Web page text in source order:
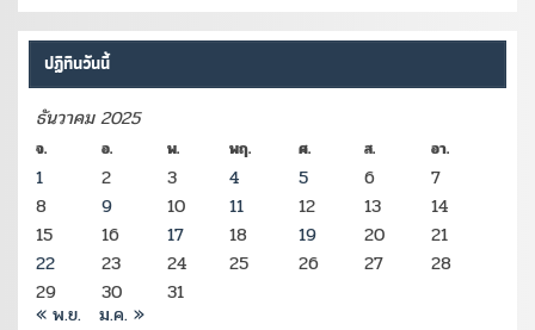
ปฏิทินวันนี้
ธันวาคม 2025
จ. อ. พ. พฤ. ศ. ส. อา.
1 2 3 4 5 6
7
8
9 10 11 12 13
14
15
16 17 18 19 20
21
22
23 24 25 26 27
28
29
30 31
« พ.ย. ม.ค. »